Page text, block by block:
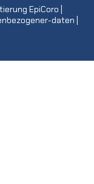
EpiCoro
daten